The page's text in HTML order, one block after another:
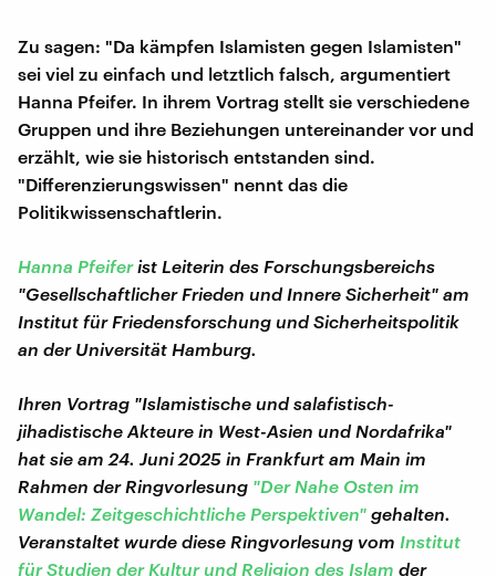
Zu sagen: "Da kämpfen Islamisten gegen Islamisten"
sei viel zu einfach und letztlich falsch, argumentiert
Hanna Pfeifer. In ihrem Vortrag stellt sie verschiedene
Gruppen und ihre Beziehungen untereinander vor und
erzählt, wie sie historisch entstanden sind.
"Differenzierungswissen" nennt das die
Politikwissenschaftlerin.
Hanna Pfeifer ist Leiterin des Forschungsbereichs
"Gesellschaftlicher Frieden und Innere Sicherheit" am
Institut für Friedensforschung und Sicherheitspolitik
an der Universität Hamburg.
Ihren Vortrag "Islamistische und salafistisch-
jihadistische Akteure in West-Asien und Nordafrika"
hat sie am 24. Juni 2025 in Frankfurt am Main im
Rahmen der Ringvorlesung "Der Nahe Osten im
Wandel: Zeitgeschichtliche Perspektiven" gehalten.
Veranstaltet wurde diese Ringvorlesung vom Institut
für Studien der Kultur und Religion des Islam der